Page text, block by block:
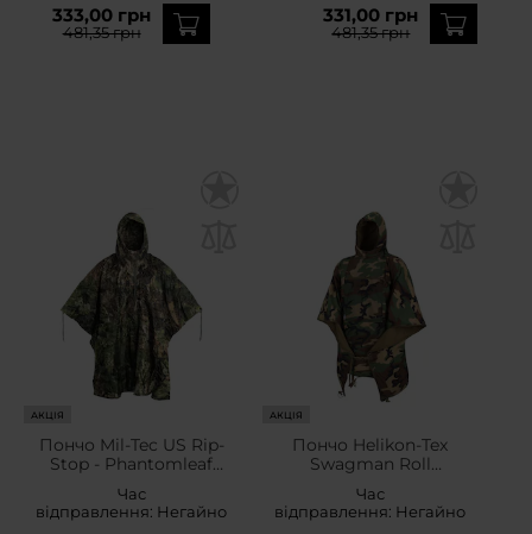
333,00 грн
481,35 грн
331,00 грн
481,35 грн
АКЦІЯ
Пончо Mil-Tec US Rip-
Stop - Phantomleaf
Час
відправлення: Негайно
АКЦІЯ
Пончо Helikon-Tex
Swagman Roll
функцією спального
мішка - US Woodland
Час
відправлення: Негайно